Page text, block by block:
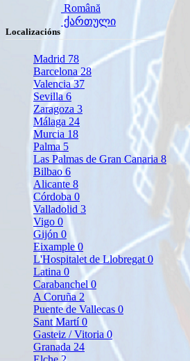
Română
ქართული
Localizacións
Madrid 78
Barcelona28
Valencia37
Sevilla6
Zaragoza 3
Málaga 24
Murcia 18
Palma 5
Las Palmas de Gran Canaria 8
Bilbao 6
Alicante 8
Córdoba 0
Valladolid 3
Vigo 0
Gijón 0
Eixample 0
L'Hospitalet de Llobregat 0
Latina 0
Carabanchel0
A Coruña 2
Puente de Vallecas 0
Sant Martí0
Gasteiz / Vitoria0
Granada 24